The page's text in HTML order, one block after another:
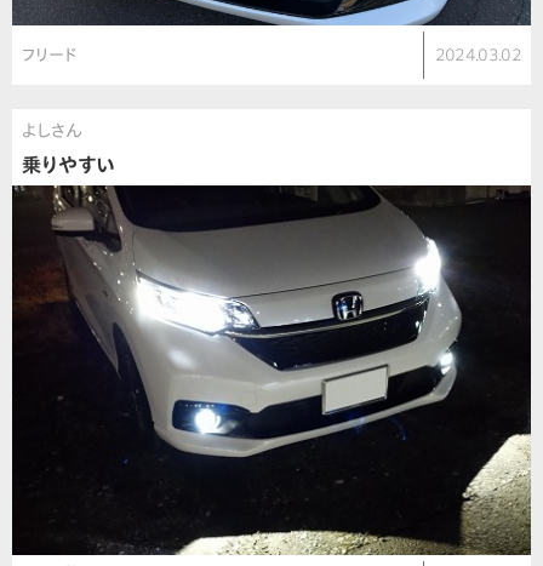
フリード 2024.03.02
よしさん
乗りやすい